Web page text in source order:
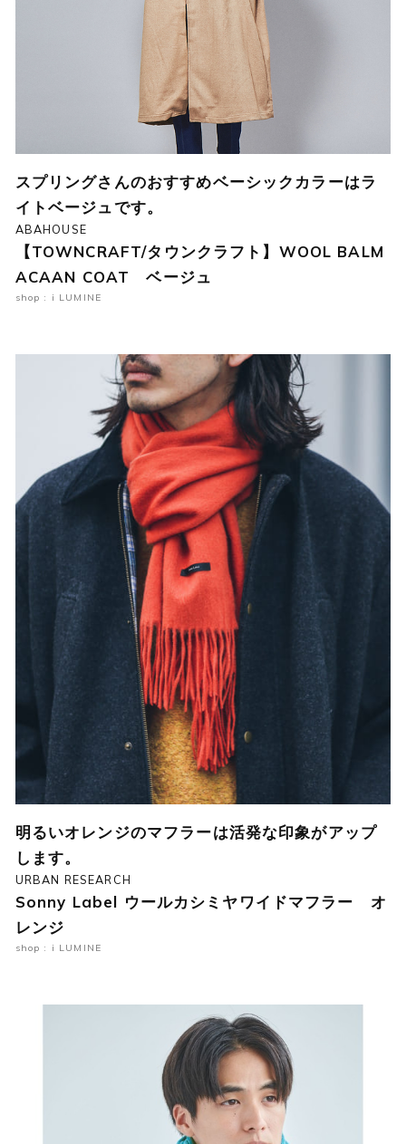
スプリングさんのおすすめベーシックカラーはラ
イトベージュです。
ABAHOUSE
【TOWNCRAFT/タウンクラフト】WOOL BALM
ACAAN COAT ベージュ
shop : i LUMINE
明るいオレンジのマフラーは活発な印象がアップ
します。
URBAN RESEARCH
Sonny Label ウールカシミヤワイドマフラー オ
レンジ
shop : i LUMINE